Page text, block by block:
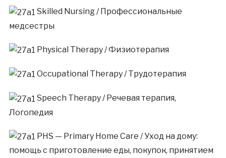
Skilled Nursing / Профессиональные
медсестры
Physical Therapy / Физиотерапия
Occupational Therapy / Трудотерапия
Speech Therapy / Речевая терапия,
Логопедия
PHS — Primary Home Care / Уход на дому:
помощь с приготовление еды, покупок, принятием